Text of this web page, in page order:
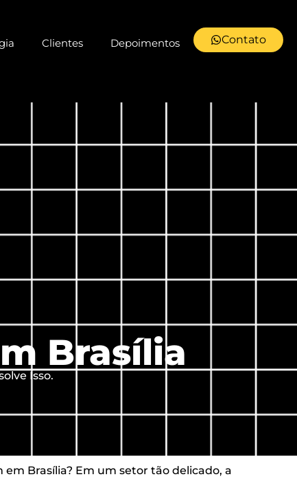
Clientes Depoimentos Contato
Brasília
Isso.
Brasília? Em um setor tão delicado, a